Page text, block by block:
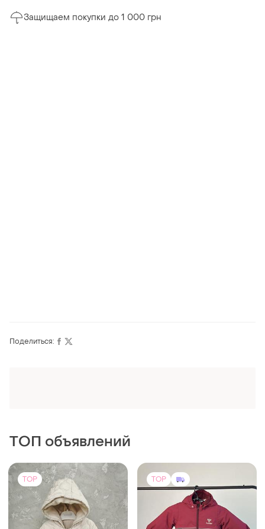
Защищаем покупки до 1 000 грн
Поделиться:
ТОП объявлений
TOP TOP